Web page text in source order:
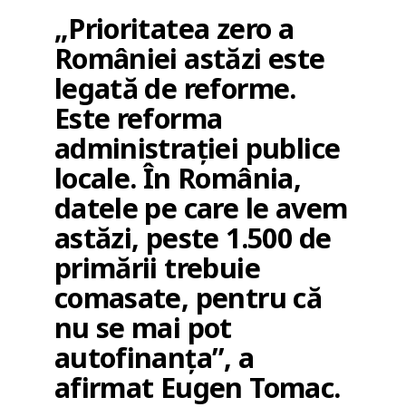
„Prioritatea zero a
României astăzi este
legată de reforme.
Este reforma
administrației publice
locale. În România,
datele pe care le avem
astăzi, peste 1.500 de
primării trebuie
comasate, pentru că
nu se mai pot
autofinanța”, a
afirmat Eugen Tomac.